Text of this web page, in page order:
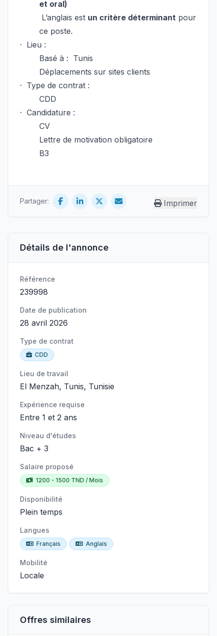
Détails de l'annonce
Référence
239998
Date de publication
28 avril 2026
Type de contrat
CDD
Lieu de travail
El Menzah, Tunis, Tunisie
Expérience requise
Entre 1 et 2 ans
Niveau d'études
Bac + 3
Salaire proposé
1200 - 1500 TND / Mois
Disponibilité
Plein temps
Langues
Français Anglais
Mobilité
Locale
Offres similaires
et oral)
L’anglais est un critère déterminant pour
ce poste.
· Lieu :
Basé à : Tunis
Déplacements sur sites clients
· Type de contrat :
CDD
· Candidature :
CV
Lettre de motivation obligatoire
B3
Partager: Imprimer